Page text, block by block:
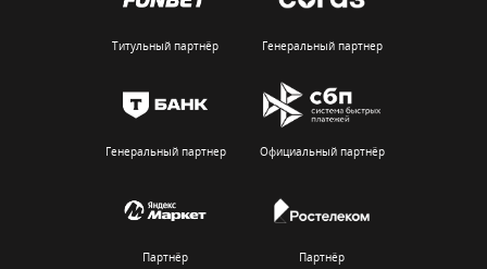
Титульный партнёр Генеральный партнер
Генеральный партнер Официальный партнёр
Партнёр Партнёр